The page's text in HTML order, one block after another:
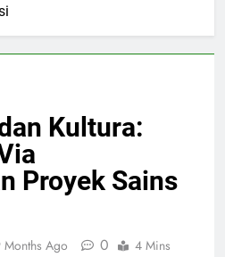
Kultura:
Proyek Sains
Months Ago 0 4 Mins